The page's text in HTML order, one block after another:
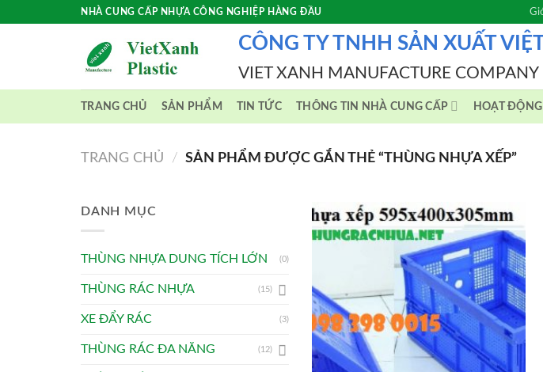
NHÀ CUNG CẤP NHỰA CÔNG NGHIỆP HÀNG ĐẦU
CÔNG TY TNHH SẢN XUẤT
VIET XANH MANUFACTURE COMPANY
TRANG CHỦ SẢN PHẨM TIN TỨC THÔNG TIN NHÀ CUNG CẤP HOẠT ĐỘNG
TRANG CHỦ / SẢN PHẨM ĐƯỢC GẮN THẺ “THÙNG NHỰA XẾP”
DANH MỤC
THÙNG NHỰA DUNG TÍCH LỚN (0)
THÙNG RÁC NHỰA (15)
XE ĐẨY RÁC (3)
THÙNG RÁC ĐA NĂNG (12)